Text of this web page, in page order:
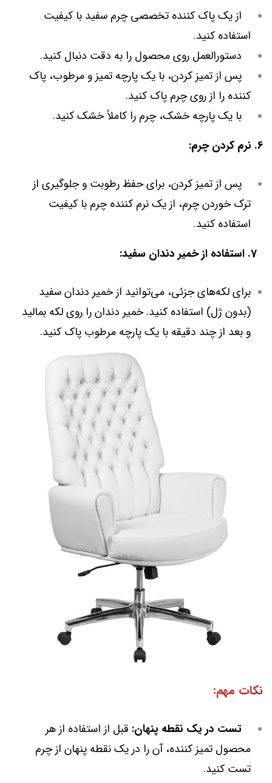
از یک پاک کننده تخصصی چرم سفید با کیفیت
استفاده کنید.
دستورالعمل روی محصول را به دقت دنبال کنید.
پس از تمیز کردن، با یک پارچه تمیز و مرطوب، پاک
کننده را از روی چرم پاک کنید.
با یک پارچه خشک، چرم را کاملاً خشک کنید.
6. نرم کردن چرم:
پس از تمیز کردن، برای حفظ رطوبت و جلوگیری از
ترک خوردن چرم، از یک نرم کننده چرم با کیفیت
استفاده کنید.
برای لکه‌های جزئی، می‌توانید از خمیر دندان سفید
(بدون ژل) استفاده کنید. خمیر دندان را روی لکه بمالید
و بعد از چند دقیقه با یک پارچه مرطوب پاک کنید.
نکات مهم:
تست در یک نقطه پنهان: قبل از استفاده از هر
محصول تمیز کننده، آن را در یک نقطه پنهان از چرم
تست کنید.